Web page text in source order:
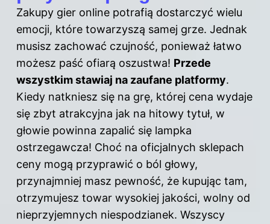
Zakupy gier online potrafią dostarczyć wielu
emocji, które towarzyszą samej grze. Jednak
musisz zachować czujność, ponieważ łatwo
możesz paść ofiarą oszustwa! Przede
wszystkim stawiaj na zaufane platformy.
Kiedy natkniesz się na grę, której cena wydaje
się zbyt atrakcyjna jak na hitowy tytuł, w
głowie powinna zapalić się lampka
ostrzegawcza! Choć na oficjalnych sklepach
ceny mogą przyprawić o ból głowy,
przynajmniej masz pewność, że kupując tam,
otrzymujesz towar wysokiej jakości, wolny od
nieprzyjemnych niespodzianek. Wszyscy